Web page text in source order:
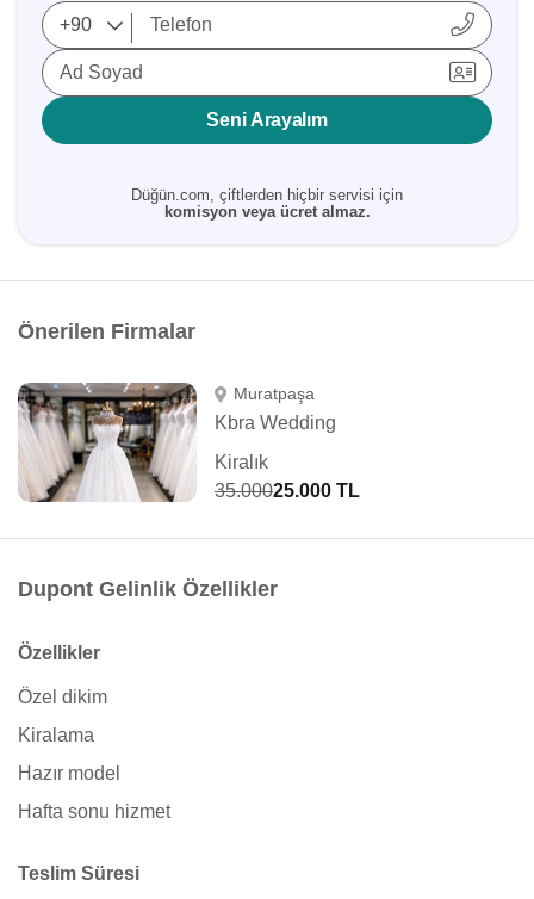
Ad Soyad
Seni Arayalım
Düğün.com, çiftlerden hiçbir servisi için
komisyon veya ücret almaz.
Önerilen Firmalar
Muratpaşa
Kbra Wedding
Kiralık
35.00025.000 TL
Dupont Gelinlik Özellikler
Özellikler
Özel dikim
Kiralama
Hazır model
Hafta sonu hizmet
Teslim Süresi